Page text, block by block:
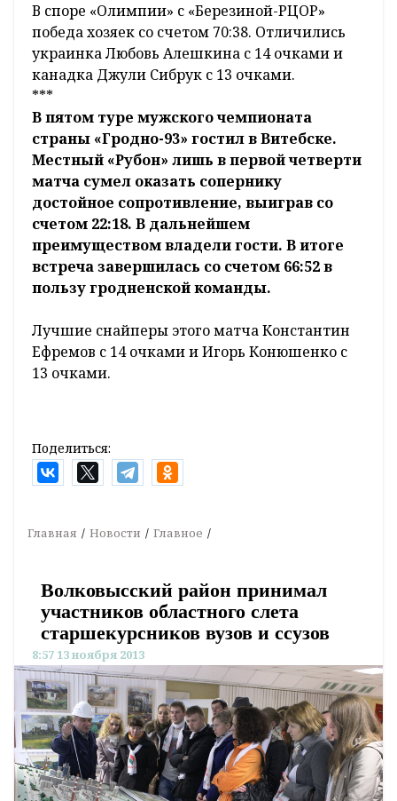
В споре «Олимпии» с «Березиной-РЦОР»
победа хозяек со счетом 70:38. Отличились
украинка Любовь Алешкина с 14 очками и
канадка Джули Сибрук с 13 очками.
***
В пятом туре мужского чемпионата
страны «Гродно-93» гостил в Витебске.
Местный «Рубон» лишь в первой четверти
матча сумел оказать сопернику
достойное сопротивление, выиграв со
счетом 22:18. В дальнейшем
преимуществом владели гости. В итоге
встреча завершилась со счетом 66:52 в
пользу гродненской команды.
Лучшие снайперы этого матча Константин
Ефремов с 14 очками и Игорь Конюшенко с
13 очками.
Поделиться:
Главная Новости Главное
Волковысский район принимал
участников областного слета
старшекурсников вузов и ссузов
8:57 13 ноября 2013